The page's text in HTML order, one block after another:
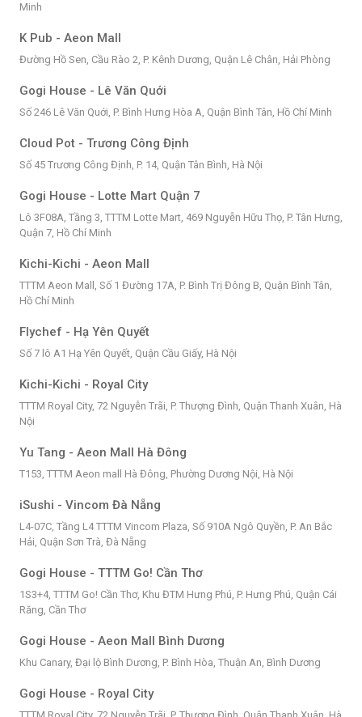
Minh
K Pub - Aeon Mall
Đường Hồ Sen, Cầu Rào 2, P. Kênh Dương, Quận Lê Chân, Hải Phòng
Gogi House - Lê Văn Quới
Số 246 Lê Văn Quới, P. Bình Hưng Hòa A, Quận Bình Tân, Hồ Chí Minh
Cloud Pot - Trương Công Định
Số 45 Trương Công Định, P. 14, Quận Tân Bình, Hà Nội
Gogi House - Lotte Mart Quận 7
Lô 3F08A, Tầng 3, TTTM Lotte Mart, 469 Nguyễn Hữu Thọ, P. Tân Hưng,
Quận 7, Hồ Chí Minh
Kichi-Kichi - Aeon Mall
TTTM Aeon Mall, Số 1 Đường 17A, P. Bình Trị Đông B, Quận Bình Tân,
Hồ Chí Minh
Flychef - Hạ Yên Quyết
Số 7 lô A1 Hạ Yên Quyết, Quận Cầu Giấy, Hà Nội
Kichi-Kichi - Royal City
TTTM Royal City, 72 Nguyễn Trãi, P. Thượng Đình, Quận Thanh Xuân, Hà
Nội
Yu Tang - Aeon Mall Hà Đông
T153, TTTM Aeon mall Hà Đông, Phường Dương Nội, Hà Nội
iSushi - Vincom Đà Nẵng
L4-07C, Tầng L4 TTTM Vincom Plaza, Số 910A Ngô Quyền, P. An Bắc
Hải, Quận Sơn Trà, Đà Nẵng
Gogi House - TTTM Go! Cần Thơ
1S3+4, TTTM Go! Cần Thơ, Khu ĐTM Hưng Phú, P. Hưng Phú, Quận Cái
Răng, Cần Thơ
Gogi House - Aeon Mall Bình Dương
Khu Canary, Đại lộ Bình Dương, P. Bình Hòa, Thuận An, Bình Dương
Gogi House - Royal City